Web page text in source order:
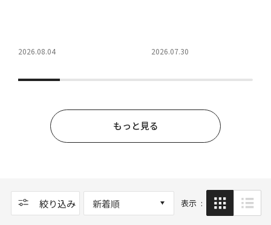
2026.08.04 2026.07.30
もっと見る
絞り込み 表示
新着順